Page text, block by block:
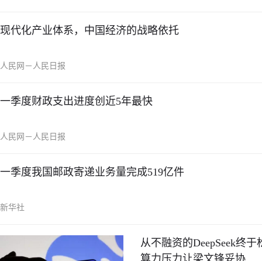
现代化产业体系，中国经济的战略依托
人民网－人民日报
一季度财政支出进度创近5年最快
人民网－人民日报
一季度我国邮政寄递业务量完成519亿件
新华社
从不融资的DeepSeek终
算力压力让梁文锋妥协